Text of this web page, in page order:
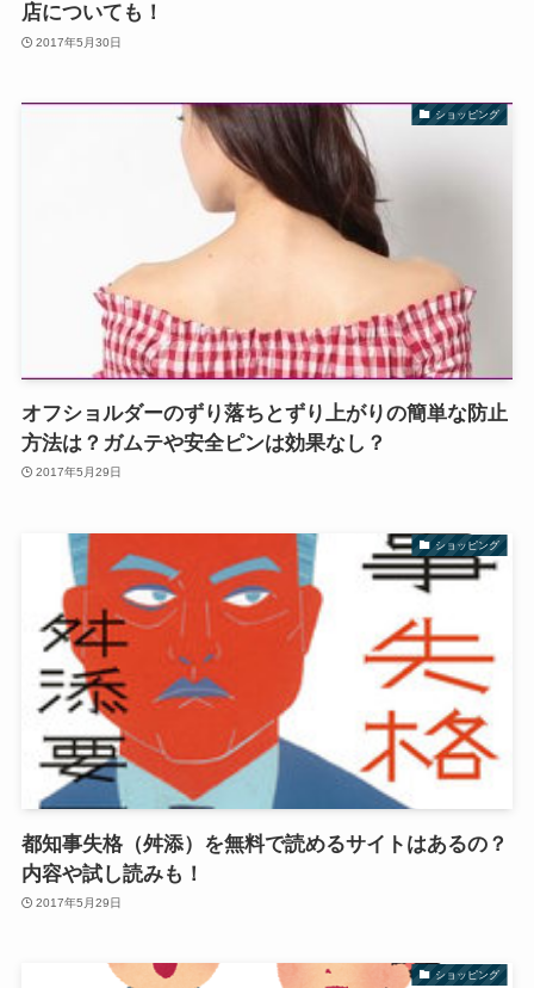
店についても！
2017年5月30日
ショッピング
オフショルダーのずり落ちとずり上がりの簡単な防止
方法は？ガムテや安全ピンは効果なし？
2017年5月29日
ショッピング
都知事失格（舛添）を無料で読めるサイトはあるの？
内容や試し読みも！
2017年5月29日
ショッピング